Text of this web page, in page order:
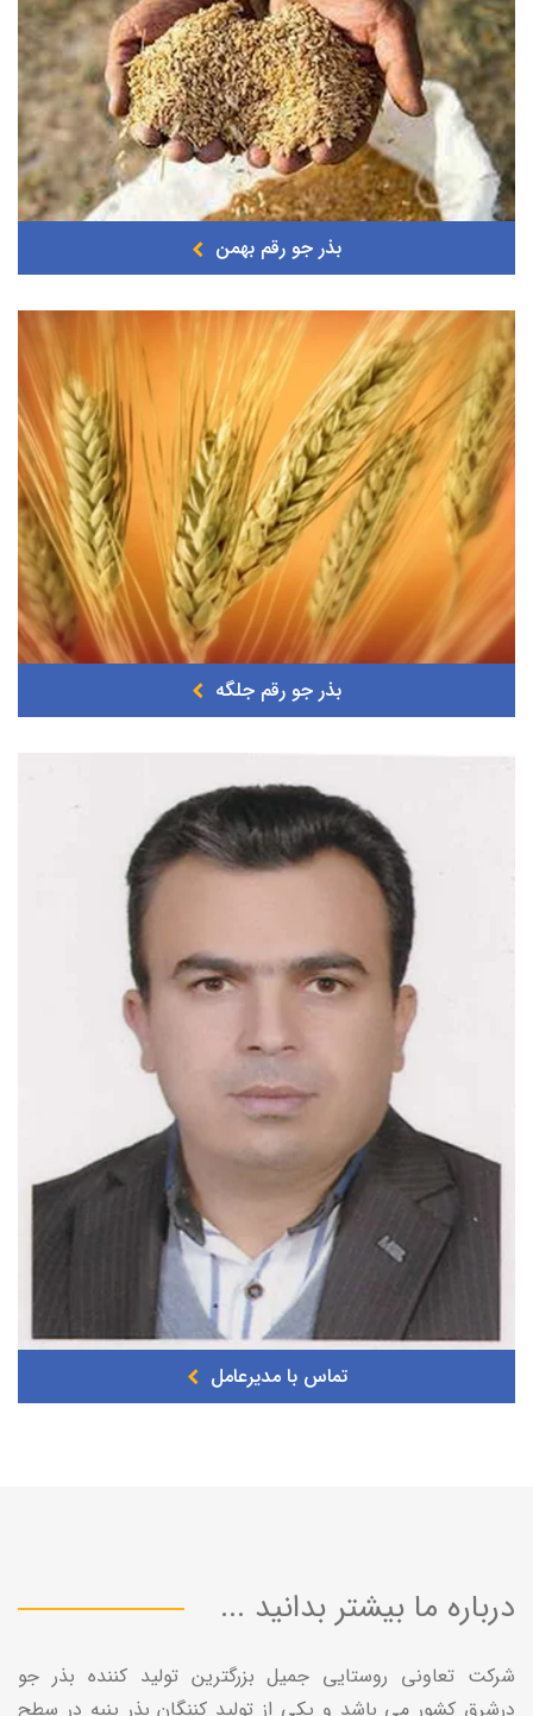
بذر جو رقم بهمن
بذر جو رقم جلگه
تماس با مدیرعامل
درباره ما بیشتر بدانید ...
شرکت تعاونی روستایی جمیل بزرگترین تولید کننده بذر جو
درشرق کشور می باشد و یکی از تولید کننگان بذر پنبه در سطح